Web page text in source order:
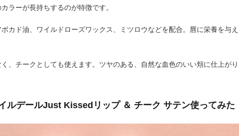
ラーが長持ちするのが特徴です。
カド油、ワイルドローズワックス、ミツロウなどを配合。唇に栄養を与え
、チークとしても使えます。ツヤのある、自然な血色のいい頬に仕上がり
ルデールJust Kissedリップ ＆ チーク サテン使ってみた